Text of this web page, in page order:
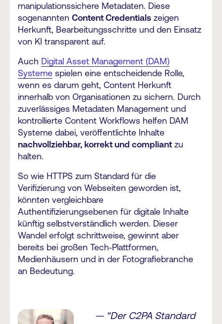
manipulationssichere Metadaten. Diese
sogenannten Content Credentials zeigen
Herkunft, Bearbeitungsschritte und den Einsatz
von KI transparent auf.
Auch Digital Asset Management (DAM)
Systeme spielen eine entscheidende Rolle,
wenn es darum geht, Content Herkunft
innerhalb von Organisationen zu sichern. Durch
zuverlässiges Metadaten Management und
kontrollierte Content Workflows helfen DAM
Systeme dabei, veröffentlichte Inhalte
nachvollziehbar, korrekt und compliant zu
halten.
So wie HTTPS zum Standard für die
Verifizierung von Webseiten geworden ist,
könnten vergleichbare
Authentifizierungsebenen für digitale Inhalte
künftig selbstverständlich werden. Dieser
Wandel erfolgt schrittweise, gewinnt aber
bereits bei großen Tech‑Plattformen,
Medienhäusern und in der Fotografiebranche
an Bedeutung.
— “Der C2PA Standard